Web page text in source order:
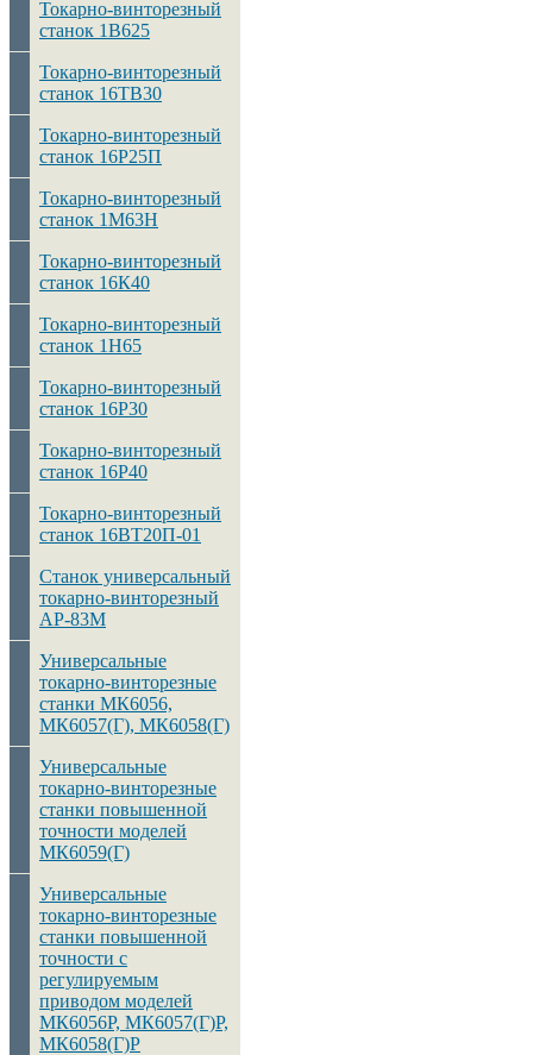
Токарно-винторезный
станок 1В625
Токарно-винторезный
станок 16ТВ30
Токарно-винторезный
станок 16Р25П
Токарно-винторезный
станок 1М63Н
Токарно-винторезный
станок 16К40
Токарно-винторезный
станок 1Н65
Токарно-винторезный
станок 16Р30
Токарно-винторезный
станок 16Р40
Токарно-винторезный
станок 16ВТ20П-01
Станок универсальный
токарно-винторезный
АР-83М
Универсальные
токарно-винторезные
станки МК6056,
МК6057(Г), МК6058(Г)
Универсальные
токарно-винторезные
станки повышенной
точности моделей
МК6059(Г)
Универсальные
токарно-винторезные
станки повышенной
точности с
регулируемым
приводом моделей
МК6056Р, МК6057(Г)Р,
МК6058(Г)Р